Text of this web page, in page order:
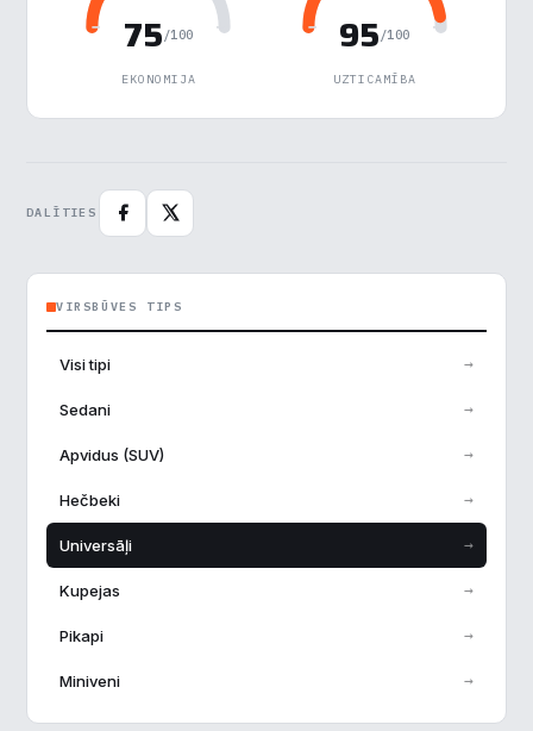
75 /100
EKONOMIJA
95 /100
UZTICAMĪBA
DALĪTIES
VIRSBŪVES TIPS
Visi tipi →
Sedani →
Apvidus (SUV) →
Hečbeki →
Universāļi →
Kupejas →
Pikapi →
Miniveni →
Pieņemt visu